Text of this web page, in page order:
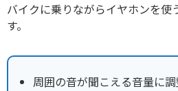
バイクに乗りながらイヤホンを使
す。
周囲の音が聞こえる音量に